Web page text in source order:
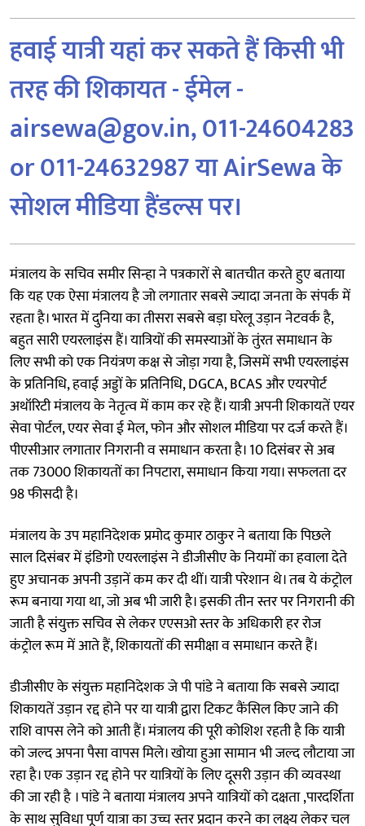
हवाई यात्री यहां कर सकते हैं किसी भी
तरह की शिकायत - ईमेल -
airsewa@gov.in, 011-24604283
or 011-24632987 या AirSewa के
सोशल मीडिया हैंडल्स पर।
मंत्रालय के सचिव समीर सिन्हा ने पत्रकारों से बातचीत करते हुए बताया
कि यह एक ऐसा मंत्रालय है जो लगातार सबसे ज्यादा जनता के संपर्क में
रहता है। भारत में दुनिया का तीसरा सबसे बड़ा घरेलू उड़ान नेटवर्क है,
बहुत सारी एयरलाइंस हैं। यात्रियों की समस्याओं के तुंरत समाधान के
लिए सभी को एक नियंत्रण कक्ष से जोड़ा गया है, जिसमें सभी एयरलाइंस
के प्रतिनिधि, हवाई अड्डों के प्रतिनिधि, DGCA, BCAS और एयरपोर्ट
अथॉरिटी मंत्रालय के नेतृत्व में काम कर रहे हैं। यात्री अपनी शिकायतें एयर
सेवा पोर्टल, एयर सेवा ई मेल, फोन और सोशल मीडिया पर दर्ज करते हैं।
पीएसीआर लगातार निगरानी व समाधान करता है। 10 दिसंबर से अब
तक 73000 शिकायतों का निपटारा, समाधान किया गया। सफलता दर
98 फीसदी है।
मंत्रालय के उप महानिदेशक प्रमोद कुमार ठाकुर ने बताया कि पिछले
साल दिसंबर में इंडिगो एयरलाइंस ने डीजीसीए के नियमों का हवाला देते
हुए अचानक अपनी उड़ानें कम कर दी थीं। यात्री परेशान थे। तब ये कंट्रोल
रूम बनाया गया था, जो अब भी जारी है। इसकी तीन स्तर पर निगरानी की
जाती है संयुक्त सचिव से लेकर एएसओ स्तर के अधिकारी हर रोज
कंट्रोल रूम में आते हैं, शिकायतों की समीक्षा व समाधान करते हैं।
डीजीसीए के संयुक्त महानिदेशक जे पी पांडे ने बताया कि सबसे ज्यादा
शिकायतें उड़ान रद्द होने पर या यात्री द्वारा टिकट कैंसिल किए जाने की
राशि वापस लेने को आती हैं। मंत्रालय की पूरी कोशिश रहती है कि यात्री
को जल्द अपना पैसा वापस मिले। खोया हुआ सामान भी जल्द लौटाया जा
रहा है। एक उड़ान रद्द होने पर यात्रियों के लिए दूसरी उड़ान की व्यवस्था
की जा रही है । पांडे ने बताया मंत्रालय अपने यात्रियों को दक्षता ,पारदर्शिता
के साथ सुविधा पूर्ण यात्रा का उच्च स्तर प्रदान करने का लक्ष्य लेकर चल